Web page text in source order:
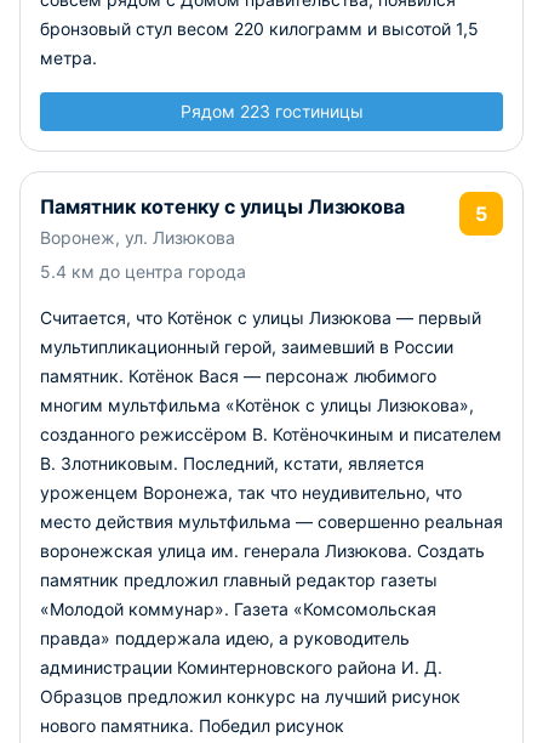
бронзовый стул весом 220 килограмм и высотой 1,5
метра.
Рядом 223 гостиницы
Памятник котенку с улицы Лизюкова
Воронеж, ул. Лизюкова
5.4 км до центра города
5
Считается, что Котёнок с улицы Лизюкова — первый
мультипликационный герой, заимевший в России
памятник. Котёнок Вася — персонаж любимого
многим мультфильма «Котёнок с улицы Лизюкова»,
созданного режиссёром В. Котёночкиным и писателем
В. Злотниковым. Последний, кстати, является
уроженцем Воронежа, так что неудивительно, что
место действия мультфильма — совершенно реальная
воронежская улица им. генерала Лизюкова. Создать
памятник предложил главный редактор газеты
«Молодой коммунар». Газета «Комсомольская
правда» поддержала идею, а руководитель
администрации Коминтерновского района И. Д.
Образцов предложил конкурс на лучший рисунок
нового памятника. Победил рисунок